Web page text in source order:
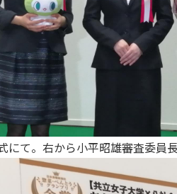
にて。右から小平昭雄審査委